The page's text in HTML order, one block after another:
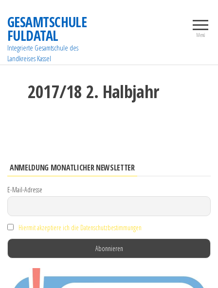
Inhalt
springen
GESAMTSCHULE
FULDATAL
Integrierte Gesamtschule des
Landkreises Kassel
Menü
2017/18 2. Halbjahr
ANMELDUNG MONATLICHER NEWSLETTER
E-Mail-Adresse
Hiermit akzeptiere ich die Datenschutzbestimmungen